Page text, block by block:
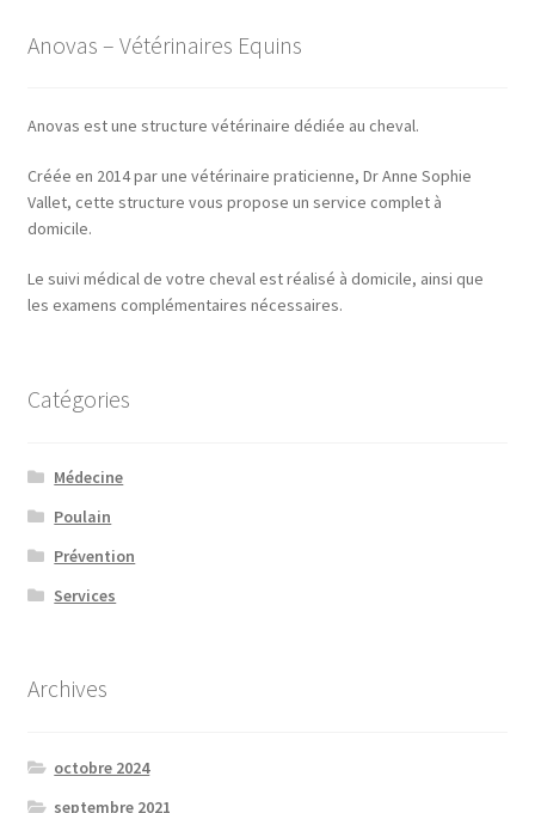
Anovas – Vétérinaires Equins
Anovas est une structure vétérinaire dédiée au cheval.
Créée en 2014 par une vétérinaire praticienne, Dr Anne Sophie
Vallet, cette structure vous propose un service complet à
domicile.
Le suivi médical de votre cheval est réalisé à domicile, ainsi que
les examens complémentaires nécessaires.
Catégories
Médecine
Poulain
Prévention
Services
Archives
octobre 2024
septembre 2021